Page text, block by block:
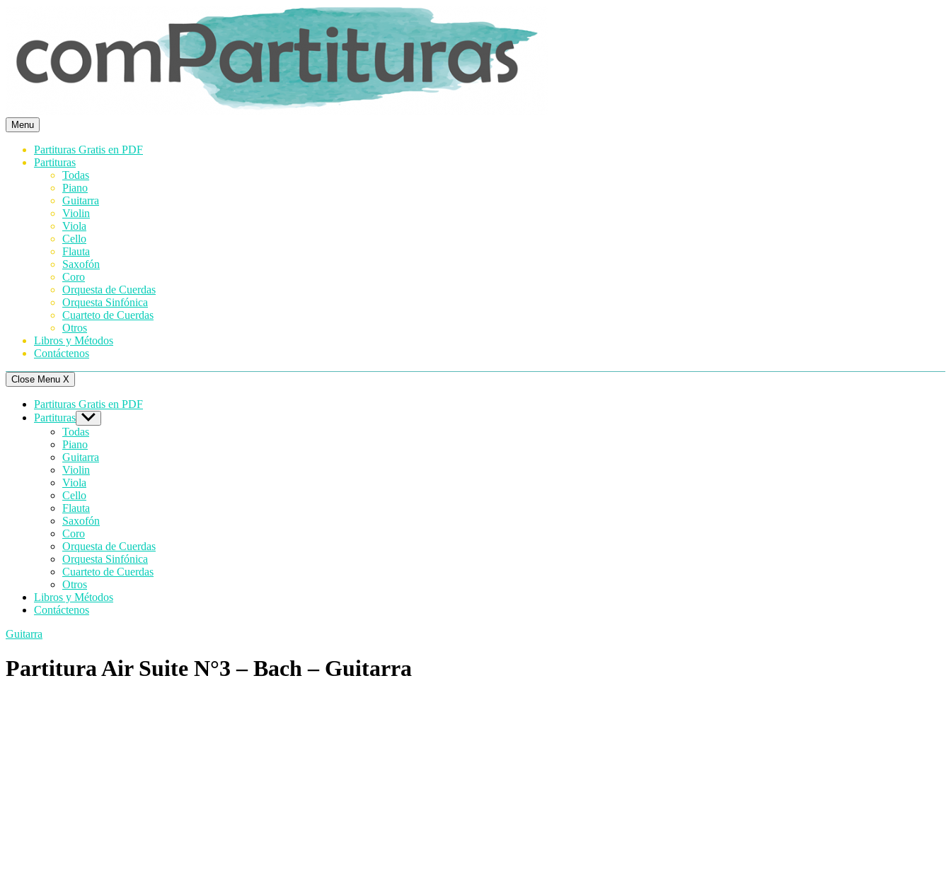
Menu
Partituras Gratis en PDF
Partituras
Todas
Piano
Guitarra
Violin
Viola
Cello
Flauta
Saxofón
Coro
Orquesta de Cuerdas
Orquesta Sinfónica
Cuarteto de Cuerdas
Otros
Libros y Métodos
Contáctenos
Close Menu X
Partituras Gratis en PDF
Partituras Show
sub
menu
Todas
Piano
Guitarra
Violin
Viola
Cello
Flauta
Saxofón
Coro
Orquesta de Cuerdas
Orquesta Sinfónica
Cuarteto de Cuerdas
Otros
Libros y Métodos
Contáctenos
Guitarra
Partitura Air Suite N°3 – Bach – Guitarra